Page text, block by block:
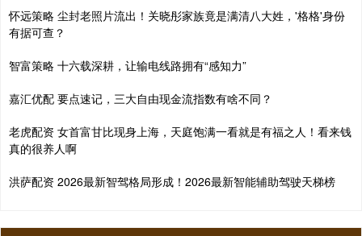
怀远策略 尘封老照片流出！关晓彤家族竟是满清八大姓，'格格'身份
有据可查？
智富策略 十六载深耕，让输电线路拥有“感知力”
嘉汇优配 要点速记，三大自由现金流指数有啥不同？
老虎配资 女首富甘比现身上海，天庭饱满一看就是有福之人！看来钱
真的很养人啊
洪萨配资 2026最新智驾格局形成！2026最新智能辅助驾驶天梯榜